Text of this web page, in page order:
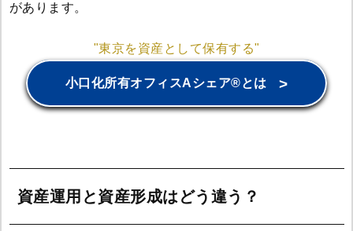
があります。
"東京を資産として保有する"
小口化所有オフィスAシェア®とは >
資産運用と資産形成はどう違う？